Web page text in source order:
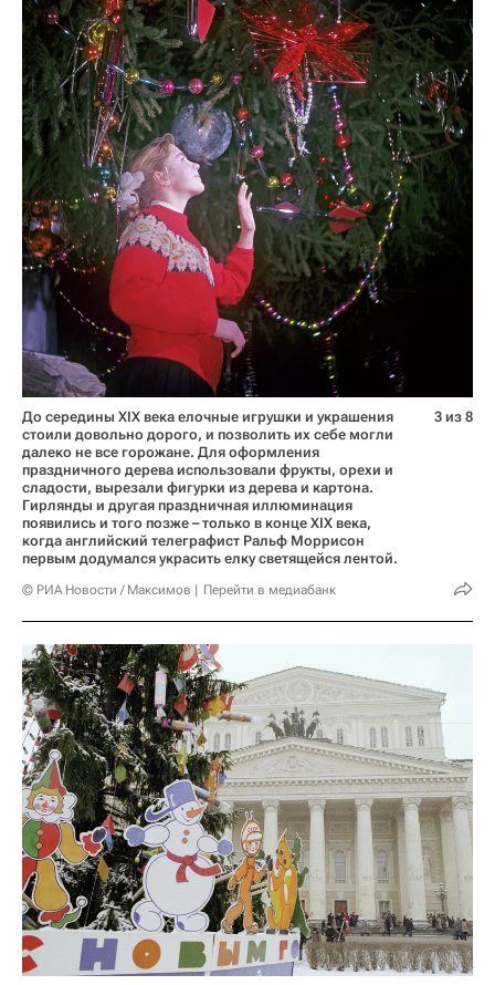
До середины XIX века елочные игрушки и украшения
стоили довольно дорого, и позволить их себе могли
далеко не все горожане. Для оформления
праздничного дерева использовали фрукты, орехи и
сладости, вырезали фигурки из дерева и картона.
Гирлянды и другая праздничная иллюминация
появились и того позже – только в конце XIX века,
когда английский телеграфист Ральф Моррисон
первым додумался украсить елку светящейся лентой.
© РИА Новости / Максимов Перейти в медиабанк
3 из 8